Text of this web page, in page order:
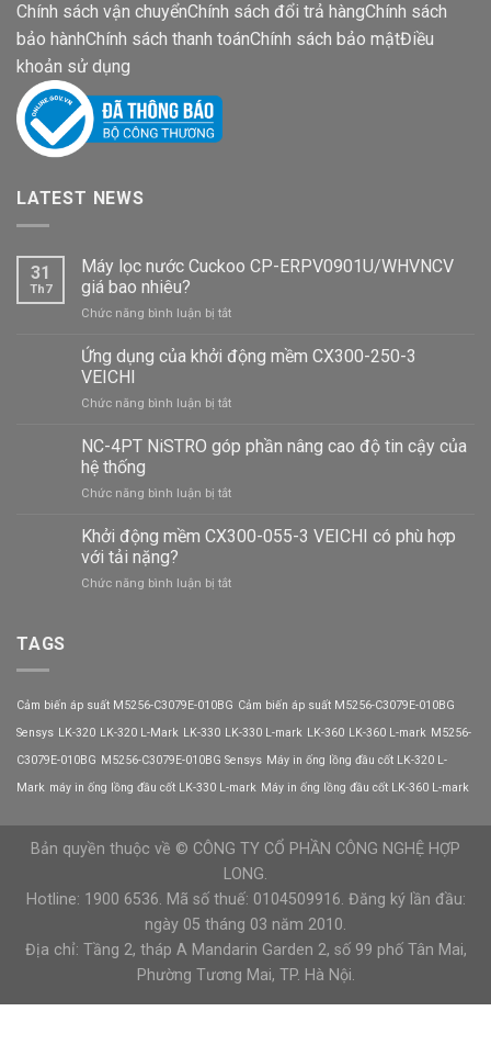
Chính sách vận chuyểnChính sách đổi trả hàngChính sách
bảo hànhChính sách thanh toánChính sách bảo mậtĐiều
khoản sử dụng
LATEST NEWS
31
Th7
Máy lọc nước Cuckoo CP-ERPV0901U/WHVNCV
giá bao nhiêu?
Chức năng bình luận bị tắtở
lọc
nước
CP-
giá
Ứng dụng của khởi động mềm CX300-250-3
VEICHI
Chức năng bình luận bị tắtở
dụng
của
động
CX300-
VEICHI
NC-4PT NiSTRO góp phần nâng cao độ tin cậy của
hệ thống
Chức năng bình luận bị tắtở
4PT
phần
của
thống
Khởi động mềm CX300-055-3 VEICHI có phù hợp
với tải nặng?
Chức năng bình luận bị tắtở
VEICHI
có
hợp
với
nặng?
TAGS
Cảm biến áp suất M5256-C3079E-010BG Cảm biến áp suất M5256-C3079E-010BG
Sensys LK-320 LK-320 L-Mark LK-330 LK-330 L-mark LK-360 LK-360 L-mark M5256-
C3079E-010BG M5256-C3079E-010BG Sensys Máy in ống lồng đầu cốt LK-320 L-
Mark máy in ống lồng đầu cốt LK-330 L-mark Máy in ống lồng đầu cốt LK-360 L-mark
Bản quyền thuộc về © CÔNG TY CỔ PHẦN CÔNG NGHỆ HỢP
LONG.
Hotline: 1900 6536. Mã số thuế: 0104509916. Đăng ký lần đầu:
ngày 05 tháng 03 năm 2010.
Địa chỉ: Tầng 2, tháp A Mandarin Garden 2, số 99 phố Tân Mai,
Phường Tương Mai, TP. Hà Nội.